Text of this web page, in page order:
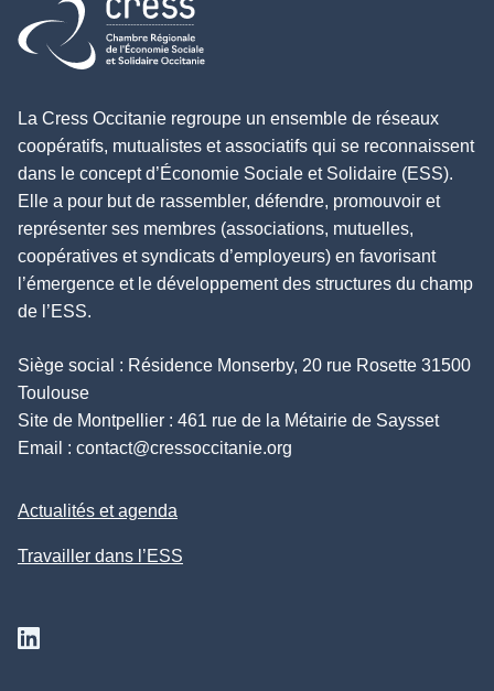
Retour à l'accueil
La Cress Occitanie regroupe un ensemble de réseaux
coopératifs, mutualistes et associatifs qui se reconnaissent
dans le concept d’Économie Sociale et Solidaire (ESS).
Elle a pour but de rassembler, défendre, promouvoir et
représenter ses membres (associations, mutuelles,
coopératives et syndicats d’employeurs) en favorisant
l’émergence et le développement des structures du champ
de l’ESS.
Siège social : Résidence Monserby, 20 rue Rosette 31500
Toulouse
Site de Montpellier : 461 rue de la Métairie de Saysset
Email : contact@cressoccitanie.org
Actualités et agenda
Travailler dans l’ESS